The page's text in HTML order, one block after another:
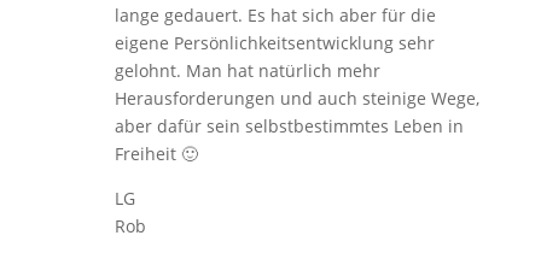
lange gedauert. Es hat sich aber für die
eigene Persönlichkeitsentwicklung sehr
gelohnt. Man hat natürlich mehr
Herausforderungen und auch steinige Wege,
aber dafür sein selbstbestimmtes Leben in
Freiheit 🙂
LG
Rob